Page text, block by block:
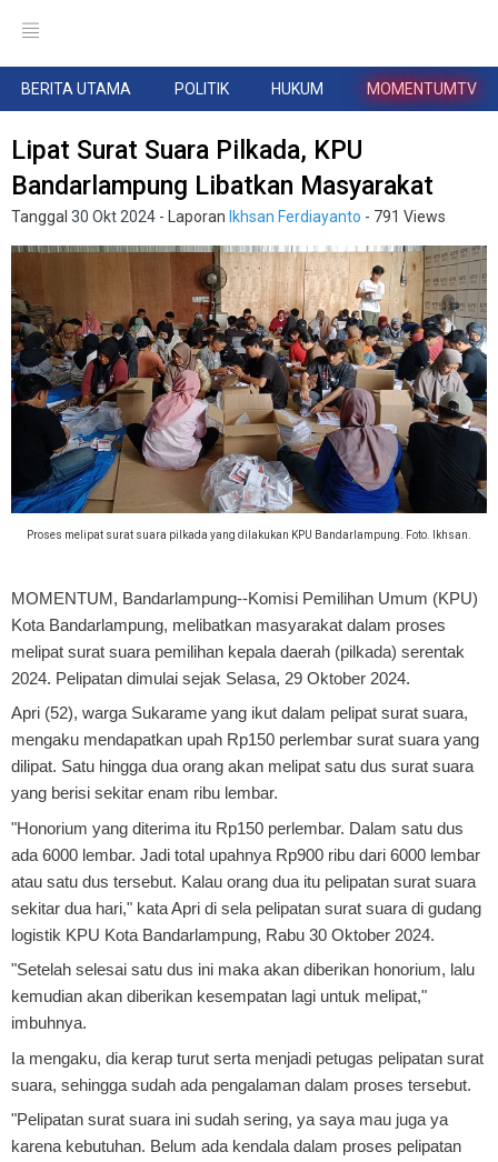
BERITA UTAMA POLITIK HUKUM MOMENTUMTV
Lipat Surat Suara Pilkada, KPU
Bandarlampung Libatkan Masyarakat
Tanggal 30 Okt 2024 - Laporan Ikhsan Ferdiayanto - 791 Views
Proses melipat surat suara pilkada yang dilakukan KPU Bandarlampung. Foto. Ikhsan.
MOMENTUM, Bandarlampung--Komisi Pemilihan Umum (KPU)
Kota Bandarlampung, melibatkan masyarakat dalam proses
melipat surat suara pemilihan kepala daerah (pilkada) serentak
2024. Pelipatan dimulai sejak Selasa, 29 Oktober 2024.
Apri (52), warga Sukarame yang ikut dalam pelipat surat suara,
mengaku mendapatkan upah Rp150 perlembar surat suara yang
dilipat. Satu hingga dua orang akan melipat satu dus surat suara
yang berisi sekitar enam ribu lembar.
"Honorium yang diterima itu Rp150 perlembar. Dalam satu dus
ada 6000 lembar. Jadi total upahnya Rp900 ribu dari 6000 lembar
atau satu dus tersebut. Kalau orang dua itu pelipatan surat suara
sekitar dua hari," kata Apri di sela pelipatan surat suara di gudang
logistik KPU Kota Bandarlampung, Rabu 30 Oktober 2024.
"Setelah selesai satu dus ini maka akan diberikan honorium, lalu
kemudian akan diberikan kesempatan lagi untuk melipat,"
imbuhnya.
Ia mengaku, dia kerap turut serta menjadi petugas pelipatan surat
suara, sehingga sudah ada pengalaman dalam proses tersebut.
"Pelipatan surat suara ini sudah sering, ya saya mau juga ya
karena kebutuhan. Belum ada kendala dalam proses pelipatan